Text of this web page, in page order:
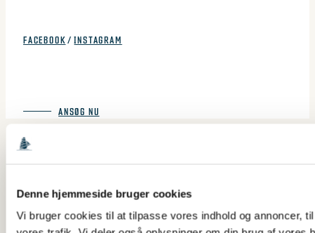
Denne hjemmeside bruger cookies
Vi bruger cookies til at tilpasse vores indhold og annoncer,
FACEBOOK /INSTAGRAM
ANSØG NU